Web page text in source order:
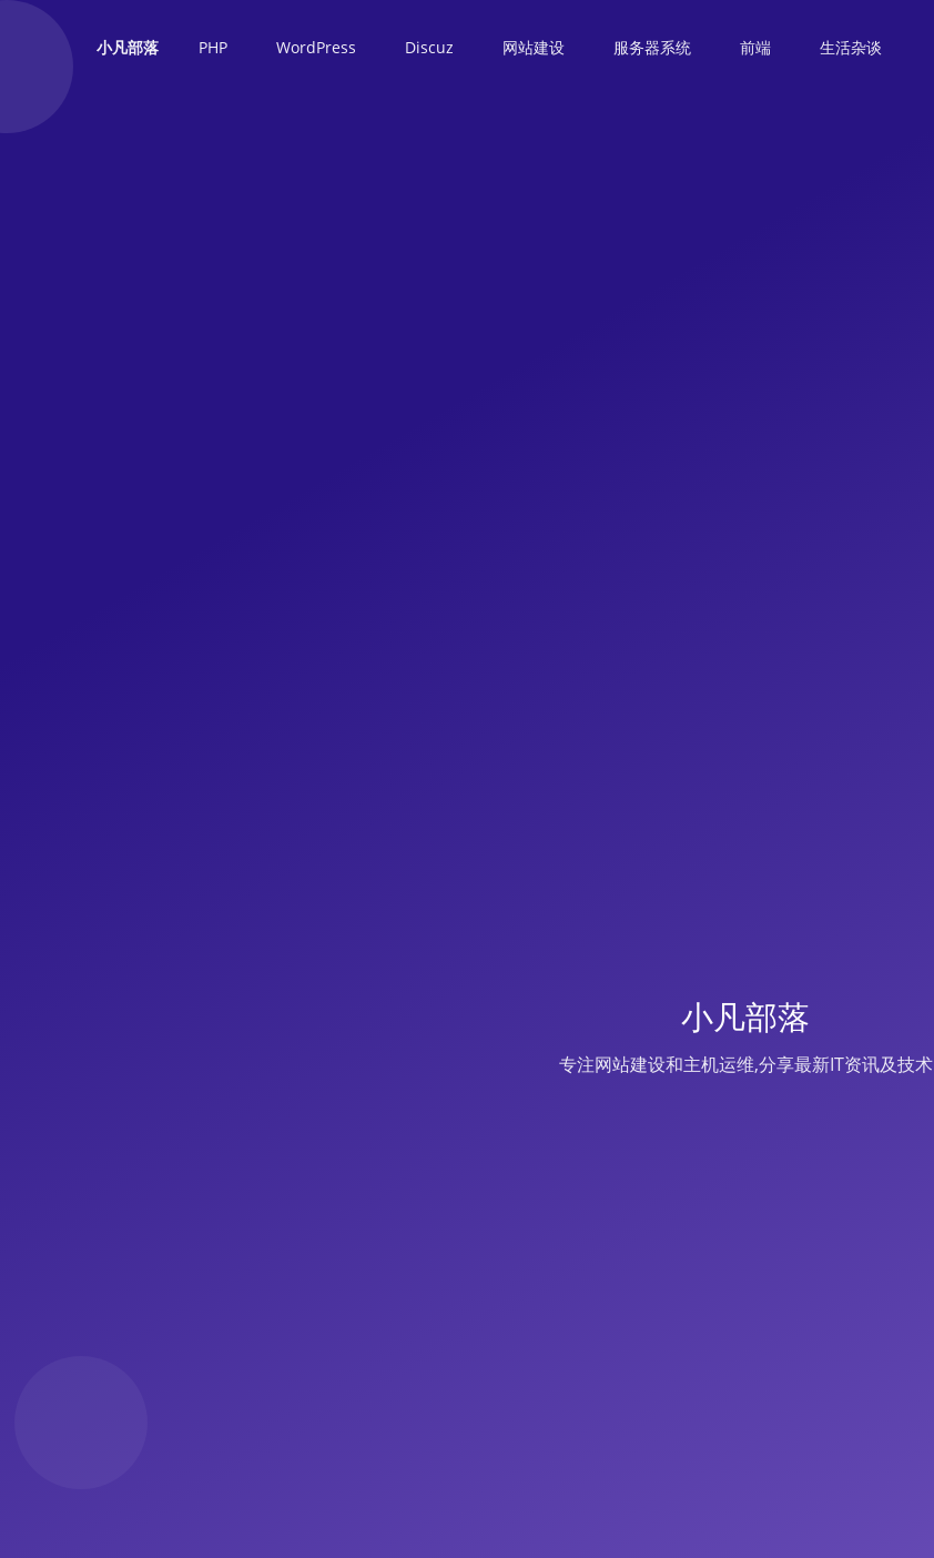
小凡部落 PHP WordPress Discuz 网站建设 服务器系统 前端 生活杂谈
小凡部落
专注网站建设和主机运维,分享最新IT资讯及技术